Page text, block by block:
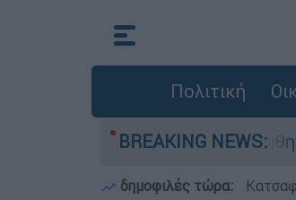
Πολιτική
BREAKING NEWS:
- Ολοκληρώθηκαν 325
δημοφιλές τώρα: